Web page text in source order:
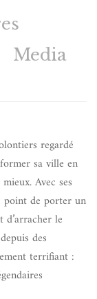
Media
regardé
sa ville en
Avec ses
point de porter un
le
des
terrifiant :